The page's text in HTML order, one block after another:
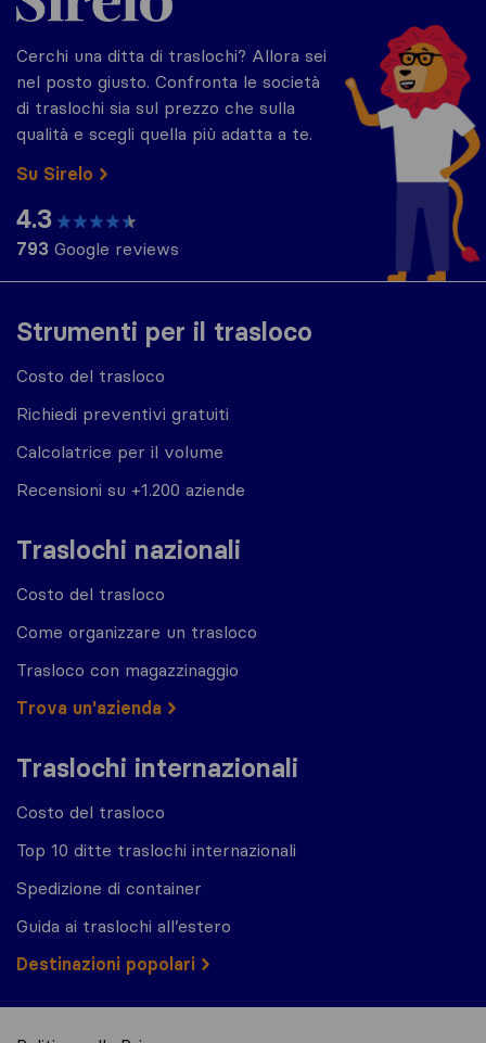
Strumenti per il trasloco
Costo del trasloco
Richiedi preventivi gratuiti
Calcolatrice per il volume
Recensioni su +1.200 aziende
Traslochi nazionali
Costo del trasloco
Come organizzare un trasloco
Trasloco con magazzinaggio
Trova un'azienda
Traslochi internazionali
Costo del trasloco
Top 10 ditte traslochi internazionali
Spedizione di container
Guida ai traslochi all’estero
Destinazioni popolari
Cerchi una ditta di traslochi? Allora sei
nel posto giusto. Confronta le società
di traslochi sia sul prezzo che sulla
qualità e scegli quella più adatta a te.
Su Sirelo
4.3
793 Google reviews